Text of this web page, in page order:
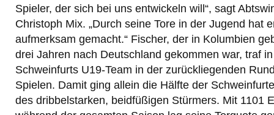
Spieler, der sich bei uns entwickeln will“, sagt
Christoph Mix. „Durch seine Tore in der Jugend hat
aufmerksam gemacht.“ Fischer, der in Kolumbien
drei Jahren nach Deutschland gekommen war, traf
Schweinfurts U19-Team in der zurückliegenden
Spielen. Damit ging allein die Hälfte der
des dribbelstarken, beidfüßigen Stürmers. Mit 1101